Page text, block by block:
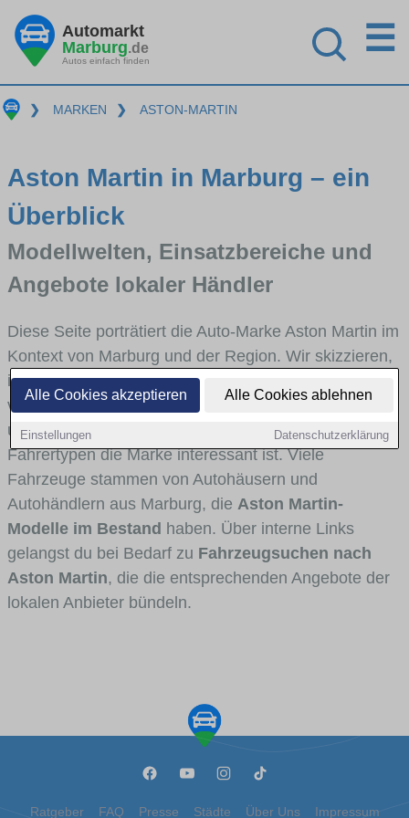
Alle Cookies akzeptieren Alle Cookies ablehnen
Einstellungen Datenschutzerklärung
Automarkt
Marburg.de
Autos einfach finden
☰
❯ MARKEN ❯ ASTON-MARTIN
Aston Martin in Marburg – ein
Überblick
Modellwelten, Einsatzbereiche und
Angebote lokaler Händler
Diese Seite porträtiert die Auto-Marke Aston Martin im
Kontext von Marburg und der Region. Wir skizzieren,
in welchen Fahrzeugklassen Aston Martin stark
vertreten ist, welche Modellreihen häufig im Stadt-
und Umlandverkehr zu sehen sind und für welche
Fahrertypen die Marke interessant ist. Viele
Fahrzeuge stammen von Autohäusern und
Autohändlern aus Marburg, die Aston Martin-
Modelle im Bestand haben. Über interne Links
gelangst du bei Bedarf zu Fahrzeugsuchen nach
Aston Martin, die die entsprechenden Angebote der
lokalen Anbieter bündeln.
Ratgeber FAQ Presse Städte Über Uns Impressum